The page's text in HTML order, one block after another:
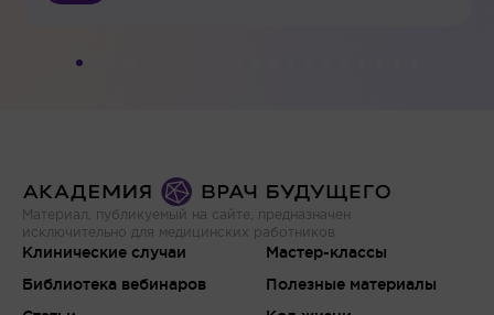
Материал, публикуемый на сайте, предназначен
исключительно для медицинских работников
Клинические случаи
Библиотека вебинаров
Мастер-классы
Полезные материалы